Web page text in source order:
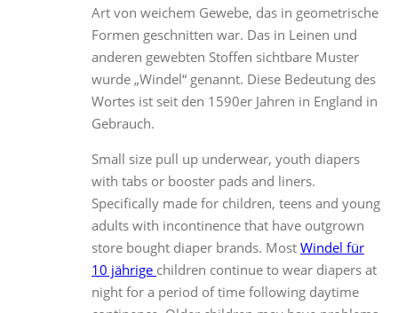
Art von weichem Gewebe, das in geometrische
Formen geschnitten war. Das in Leinen und
anderen gewebten Stoffen sichtbare Muster
wurde „Windel“ genannt. Diese Bedeutung des
Wortes ist seit den 1590er Jahren in England in
Gebrauch.
Small size pull up underwear, youth diapers
with tabs or booster pads and liners.
Specifically made for children, teens and young
adults with incontinence that have outgrown
store bought diaper brands. Most Windel für
10 jährige children continue to wear diapers at
night for a period of time following daytime